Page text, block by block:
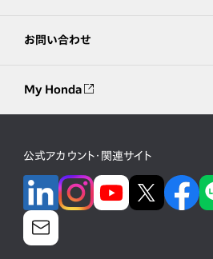
お問い合わせ
My Honda
公式アカウント・関連サイト